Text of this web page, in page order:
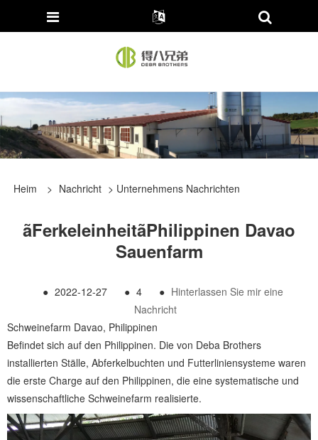
Heim > Nachricht > Unternehmens Nachrichten
ãFerkeleinheitãPhilippinen Davao
Sauenfarm
● 2022-12-27 ● 4 ● Hinterlassen Sie mir eine
Nachricht
Schweinefarm Davao, Philippinen
Befindet sich auf den Philippinen. Die von Deba Brothers
installierten Ställe, Abferkelbuchten und Futterliniensysteme waren
die erste Charge auf den Philippinen, die eine systematische und
wissenschaftliche Schweinefarm realisierte.